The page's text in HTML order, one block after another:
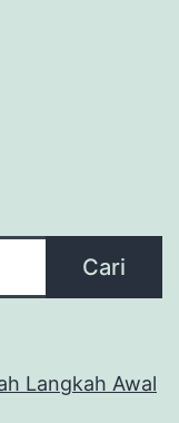
Cari
Langkah Awal